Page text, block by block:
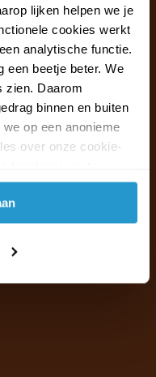
lijken helpen we je
cookies werkt
analytische functie.
een beetje beter. We
zien. Daarom
binnen en buiten
op een anonieme
over onze cookie-
& FAQ
16:00 telefonisch